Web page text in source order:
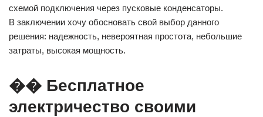
схемой подключения через пусковые конденсаторы.
В заключении хочу обосновать свой выбор данного
решения: надежность, невероятная простота, небольшие
затраты, высокая мощность.
�� Бесплатное
электричество своими